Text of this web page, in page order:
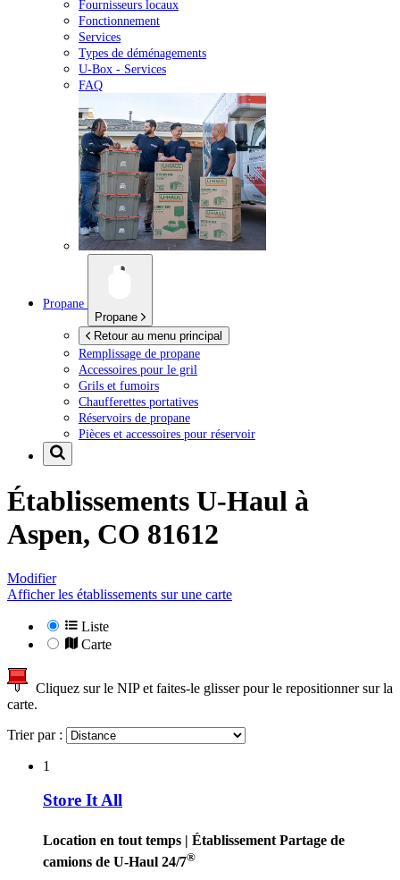
Fournisseurs locaux
Fonctionnement
Services
Types de déménagements
U-Box - Services
FAQ
Propane
Propane
Retour au menu principal
Remplissage de propane
Accessoires pour le gril
Grils et fumoirs
Chaufferettes portatives
Réservoirs de propane
Pièces et accessoires pour réservoir
Établissements U-Haul à
Aspen, CO 81612
Modifier
Afficher les établissements sur une carte
Liste
Carte
Cliquez sur le NIP et faites-le glisser pour le repositionner sur la
carte.
Trier par :
1
Store It All
Location en tout temps | Établissement Partage de
camions de U-Haul 24/7®